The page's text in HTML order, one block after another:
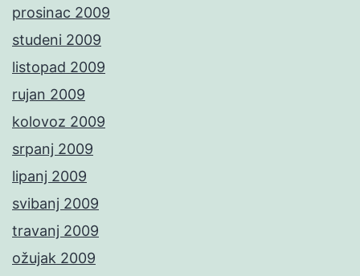
prosinac 2009
studeni 2009
listopad 2009
rujan 2009
kolovoz 2009
srpanj 2009
lipanj 2009
svibanj 2009
travanj 2009
ožujak 2009